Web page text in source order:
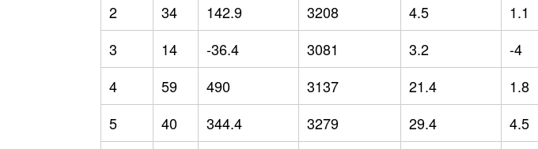
2
34 142.9 3208 4.5 1.1
3
14 -36.4 3081 3.2 -4
4
59 490 3137 21.4 1.8
5
40 344.4 3279 29.4 4.5